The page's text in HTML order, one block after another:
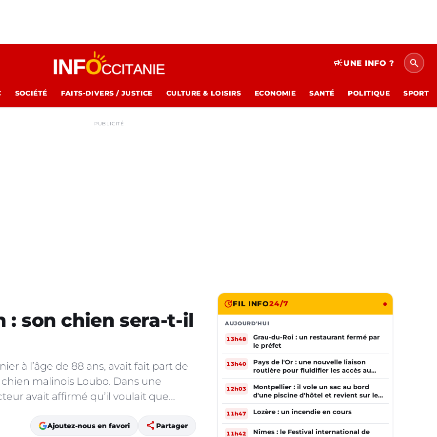
campaignUNE INFO ? search
SOCIÉTÉ FAITS-DIVERS / JUSTICE CULTURE & LOISIRS ECONOMIE SANTÉ POLITIQUE SPORT
PUBLICITÉ
: son chien sera-t-il
à l’âge de 88 ans, avait fait part de
malinois Loubo. Dans une
avait affirmé qu’il voulait que…
Ajoutez-nous en favori share Partager
FIL INFO24/7
AUJOURD'HUI
13h48
Grau-du-Roi : un restaurant fermé par
le préfet
13h40
Pays de l'Or : une nouvelle liaison
routière pour fluidifier les accès au
PIOM
12h03
Montpellier : il vole un sac au bord
d'une piscine d'hôtel et revient sur les
lieux le lendemain
11h47 Lozère : un incendie en cours
11h42
Nîmes : le Festival international de